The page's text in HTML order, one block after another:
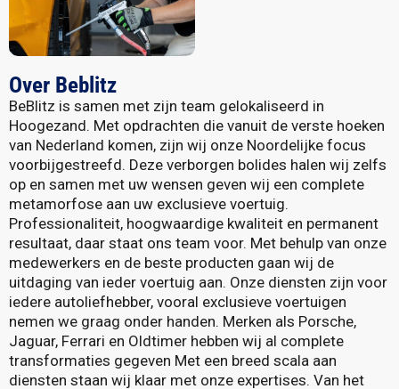
Over Beblitz
BeBlitz is samen met zijn team gelokaliseerd in
Hoogezand. Met opdrachten die vanuit de verste hoeken
van Nederland komen, zijn wij onze Noordelijke focus
voorbijgestreefd. Deze verborgen bolides halen wij zelfs
op en samen met uw wensen geven wij een complete
metamorfose aan uw exclusieve voertuig.
Professionaliteit, hoogwaardige kwaliteit en permanent
resultaat, daar staat ons team voor. Met behulp van onze
medewerkers en de beste producten gaan wij de
uitdaging van ieder voertuig aan. Onze diensten zijn voor
iedere autoliefhebber, vooral exclusieve voertuigen
nemen we graag onder handen. Merken als Porsche,
Jaguar, Ferrari en Oldtimer hebben wij al complete
transformaties gegeven Met een breed scala aan
diensten staan wij klaar met onze expertises. Van het